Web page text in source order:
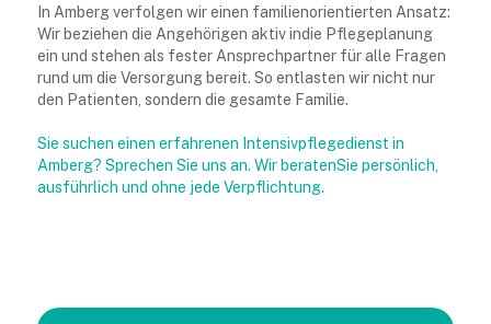
In Amberg verfolgen wir einen familienorientierten Ansatz:
Wir beziehen die Angehörigen aktiv indie Pflegeplanung
ein und stehen als fester Ansprechpartner für alle Fragen
rund um die Versorgung bereit. So entlasten wir nicht nur
den Patienten, sondern die gesamte Familie.
Sie suchen einen erfahrenen Intensivpflegedienst in
Amberg? Sprechen Sie uns an. Wir beratenSie persönlich,
ausführlich und ohne jede Verpflichtung.